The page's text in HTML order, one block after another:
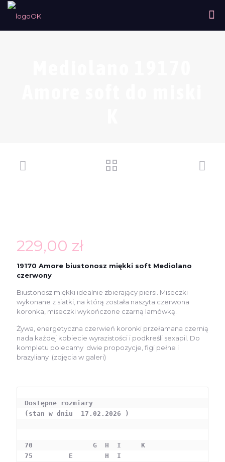
229,00 zł
19170 Amore biustonosz miękki soft Mediolano
czerwony
Biustonosz miękki idealnie zbierający piersi. Miseczki
wykonane z siatki, na którą została naszyta czerwona
koronka, miseczki wykończone czarną lamówką.
Żywa, energetyczna czerwień koronki przełamana czernią
nada każdej kobiecie wyrazistości i podkreśli sexapil. Do
kompletu polecamy dwie propozycje, figi pełne i
brazyliany (zdjęcia w galeri)
Dostępne rozmiary
(stan w dniu  17.02.2026 )
70               G  H  I     K
75         E        H  I